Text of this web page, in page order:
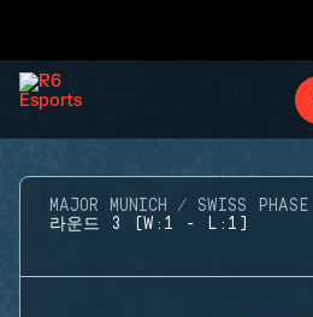
MAJOR MUNICH
SWISS PHASE
라운드 3 (W:1 - L:1)